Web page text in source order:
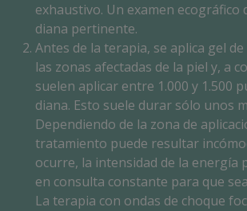
exhaustivo. Un examen ecográfico
diana pertinente.
Antes de la terapia, se aplica gel
las zonas afectadas de la piel y, a
suelen aplicar entre 1.000 y 1.500
diana. Esto suele durar sólo unos
Dependiendo de la zona de
tratamiento puede resultar
ocurre, la intensidad de la energía
en consulta constante para que
La terapia con ondas de choque